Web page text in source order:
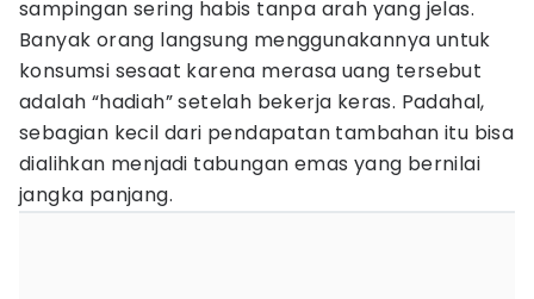
sampingan sering habis tanpa arah yang jelas.
Banyak orang langsung menggunakannya untuk
konsumsi sesaat karena merasa uang tersebut
adalah “hadiah” setelah bekerja keras. Padahal,
sebagian kecil dari pendapatan tambahan itu bisa
dialihkan menjadi tabungan emas yang bernilai
jangka panjang.